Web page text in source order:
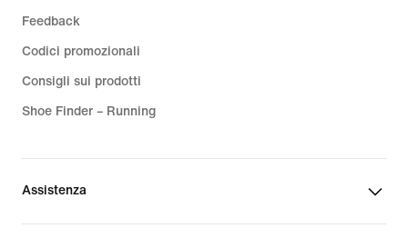
Feedback
Codici promozionali
Consigli sui prodotti
Shoe Finder – Running
Assistenza